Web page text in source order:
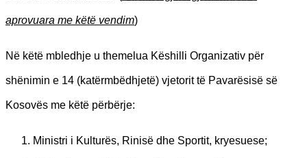
aprovuara me këtë vendim)
Në këtë mbledhje u themelua Këshilli Organizativ për
shënimin e 14 (katërmbëdhjetë) vjetorit të Pavarësisë së
Kosovës me këtë përbërje:
Ministri i Kulturës, Rinisë dhe Sportit, kryesuese;